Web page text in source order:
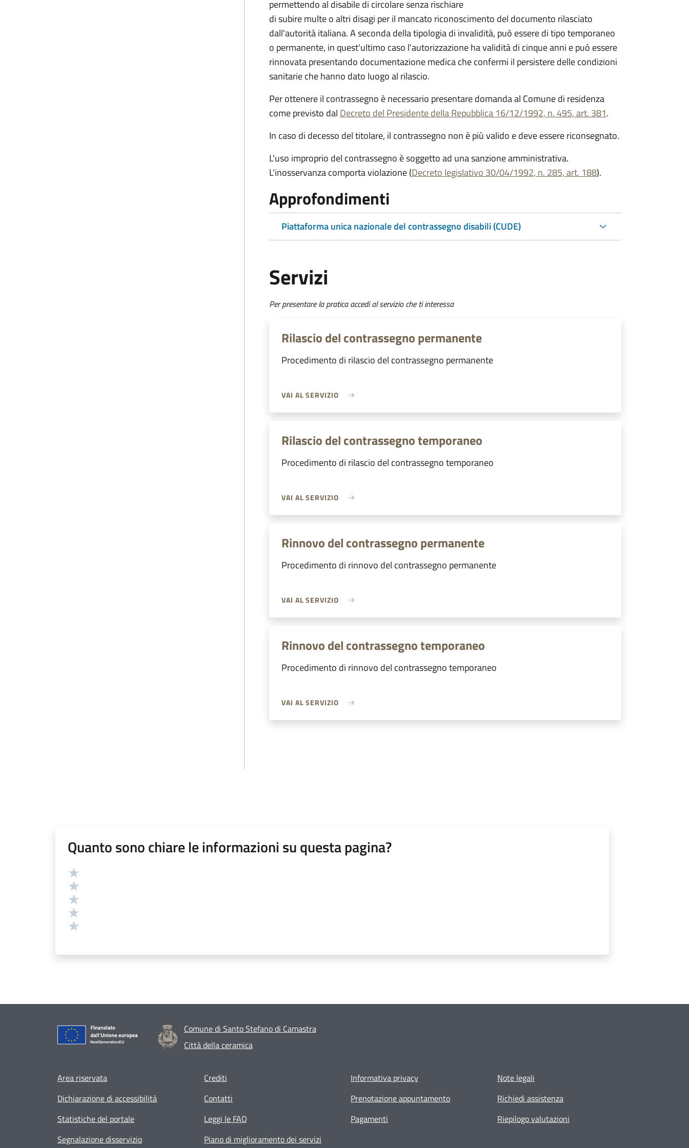
permettendo al disabile di circolare senza rischiare
di subire multe o altri disagi per il mancato riconoscimento del documento rilasciato
dall'autorità italiana. A seconda della tipologia di invalidità, può essere di tipo temporaneo
o permanente, in quest'ultimo caso l'autorizzazione ha validità di cinque anni e può essere
rinnovata presentando documentazione medica che confermi il persistere delle condizioni
sanitarie che hanno dato luogo al rilascio.
Per ottenere il contrassegno è necessario presentare domanda al Comune di residenza
come previsto dal Decreto del Presidente della Repubblica 16/12/1992, n. 495, art. 381.
In caso di decesso del titolare, il contrassegno non è più valido e deve essere riconsegnato.
L'uso improprio del contrassegno è soggetto ad una sanzione amministrativa.
L'inosservanza comporta violazione (Decreto legislativo 30/04/1992, n. 285, art. 188).
Approfondimenti
Piattaforma unica nazionale del contrassegno disabili (CUDE)
Servizi
Per presentare la pratica accedi al servizio che ti interessa
Rilascio del contrassegno permanente
Procedimento di rilascio del contrassegno permanente
VAI AL SERVIZIO
Rilascio del contrassegno temporaneo
Procedimento di rilascio del contrassegno temporaneo
VAI AL SERVIZIO
Rinnovo del contrassegno permanente
Procedimento di rinnovo del contrassegno permanente
VAI AL SERVIZIO
Rinnovo del contrassegno temporaneo
Procedimento di rinnovo del contrassegno temporaneo
VAI AL SERVIZIO
Quanto sono chiare le informazioni su questa pagina?
Valutazione
Comune di Santo Stefano di Camastra
Città della ceramica
Footer menu
Area riservata Crediti Informativa privacy
Note legali
Dichiarazione di accessibilità
Contatti Prenotazione appuntamento
Richiedi assistenza
Statistiche del portale
Leggi le FAQ Pagamenti
Riepilogo valutazioni
Segnalazione disservizio
Piano di miglioramento dei servizi